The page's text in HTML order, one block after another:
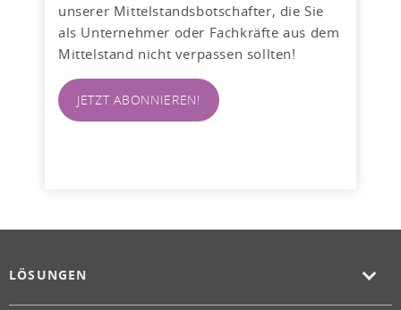
unserer Mittelstandsbotschafter, die Sie
als Unternehmer oder Fachkräfte aus dem
Mittelstand nicht verpassen sollten!
JETZT ABONNIEREN!
LÖSUNGEN